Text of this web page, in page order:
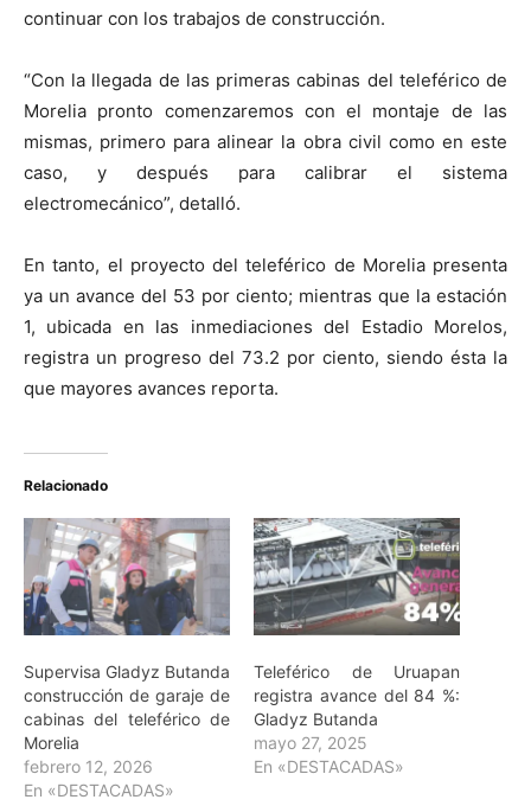
continuar con los trabajos de construcción.
“Con la llegada de las primeras cabinas del teleférico de
Morelia pronto comenzaremos con el montaje de las
mismas, primero para alinear la obra civil como en este
caso, y después para calibrar el sistema
electromecánico”, detalló.
En tanto, el proyecto del teleférico de Morelia presenta
ya un avance del 53 por ciento; mientras que la estación
1, ubicada en las inmediaciones del Estadio Morelos,
registra un progreso del 73.2 por ciento, siendo ésta la
que mayores avances reporta.
Relacionado
Supervisa Gladyz Butanda
construcción de garaje de
cabinas del teleférico de
Morelia
febrero 12, 2026
En «DESTACADAS»
Teleférico de Uruapan
registra avance del 84 %:
Gladyz Butanda
mayo 27, 2025
En «DESTACADAS»